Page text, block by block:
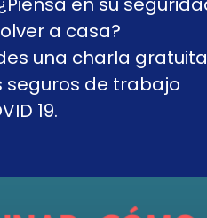
a casa?
una charla gratuita
seguros de trabajo
19.